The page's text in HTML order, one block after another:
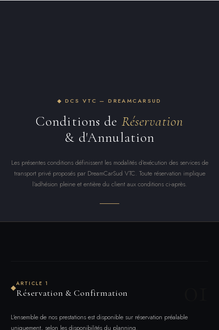
◆ DCS VTC — DREAMCARSUD
Conditions de Réservation
& d'Annulation
Les présentes conditions définissent les modalités d'exécution des services de
transport privé proposés par DreamCarSud VTC. Toute réservation implique
l'adhésion pleine et entière du client aux conditions ci-après.
◆ARTICLE 1
Réservation & Confirmation
L'ensemble de nos prestations est disponible sur réservation préalable
uniquement, selon les disponibilités du planning.